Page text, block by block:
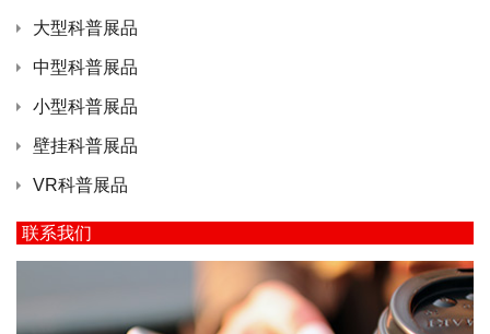
大型科普展品
中型科普展品
小型科普展品
壁挂科普展品
VR科普展品
联系我们